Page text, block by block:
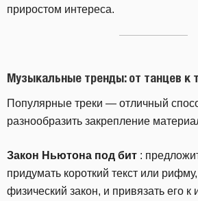
приростом интереса.
Музыкальные тренды: от танцев к
Популярные треки — отличный
разнообразить закрепление
Закон Ньютона под бит :
придумать короткий текст или
физический закон, и привязать его к